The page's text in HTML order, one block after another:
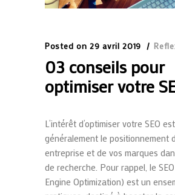
Posted on 29 avril 2019
03 conseils pour
optimiser votre
L’intérêt d’optimiser votre SEO est
généralement le positionnement
entreprise et de vos marques
de recherche. Pour rappel, le
Engine Optimization) est un